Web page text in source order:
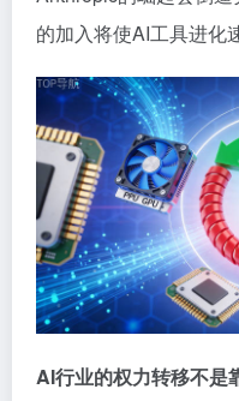
的加入将使AI工具进化
AI行业的权力转移不是